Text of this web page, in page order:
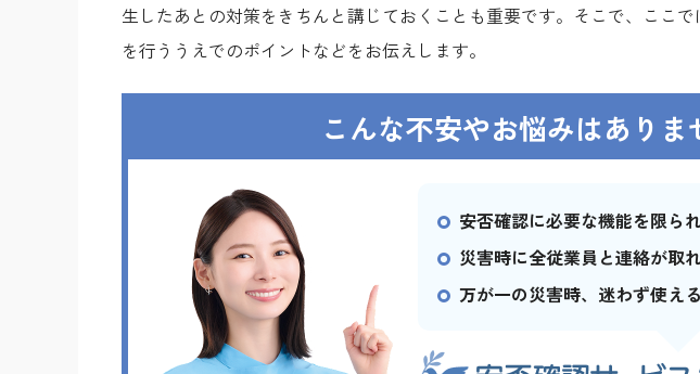
生したあとの対策をきちんと講じておくことも重要です。そこで、ここ
を行ううえでのポイントなどをお伝えします。
こんな不安やお悩みはありま
安否確認に必要な機能を限ら
災害時に全従業員と連絡が取
万が一の災害時、迷わず使え